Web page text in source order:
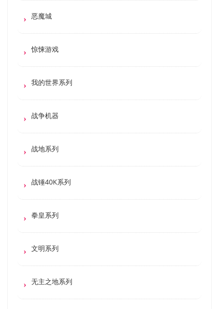
恶魔城
惊悚游戏
我的世界系列
战争机器
战地系列
战锤40K系列
拳皇系列
文明系列
无主之地系列